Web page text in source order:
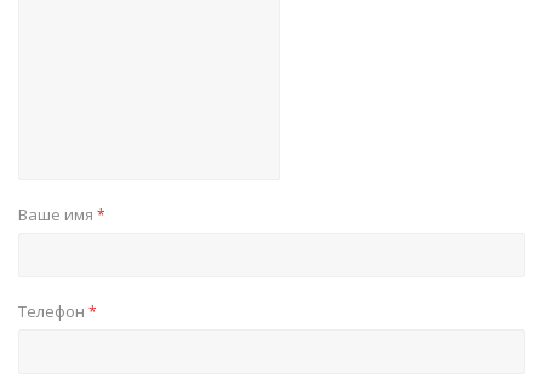
Ваше имя *
Телефон *